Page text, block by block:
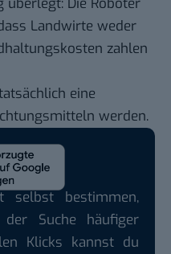
Landwirte weder
zahlen
eine
werden.
selbst bestimmen,
Suche häufiger
Klicks kannst du